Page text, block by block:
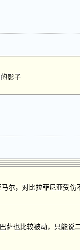
影子
尔，对比拉菲尼亚受伤
萨也比较被动，只能说